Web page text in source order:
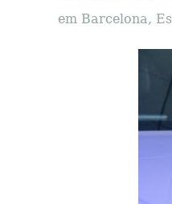
em Barcelona,